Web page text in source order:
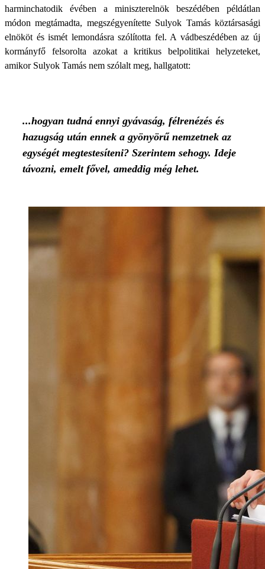
harminchatodik évében a miniszterelnök beszédében példátlan
módon megtámadta, megszégyenítette Sulyok Tamás köztársasági
elnököt és ismét lemondásra szólította fel. A vádbeszédében az új
kormányfő felsorolta azokat a kritikus belpolitikai helyzeteket,
amikor Sulyok Tamás nem szólalt meg, hallgatott:
...hogyan tudná ennyi gyávaság, félrenézés és
hazugság után ennek a gyönyörű nemzetnek az
egységét megtestesíteni? Szerintem sehogy. Ideje
távozni, emelt fővel, ameddig még lehet.